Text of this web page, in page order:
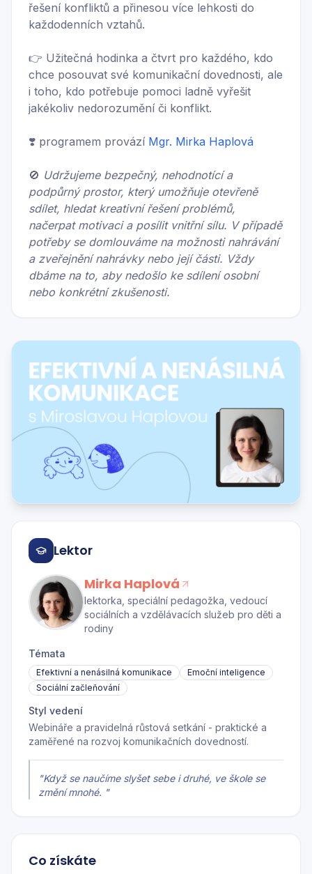
řešení konfliktů a přinesou více lehkosti do
každodenních vztahů.
👉 Užitečná hodinka a čtvrt pro každého, kdo
chce posouvat své komunikační dovednosti, ale
i toho, kdo potřebuje pomoci ladně vyřešit
jakékoliv nedorozumění či konflikt.
❣️ programem provází Mgr. Mirka Haplová
🚫 Udržujeme bezpečný, nehodnotící a
podpůrný prostor, který umožňuje otevřeně
sdílet, hledat kreativní řešení problémů,
načerpat motivaci a posílit vnitřní sílu. V případě
potřeby se domlouváme na možnosti nahrávání
a zveřejnění nahrávky nebo její části. Vždy
dbáme na to, aby nedošlo ke sdílení osobní
nebo konkrétní zkušenosti.
Lektor
Mirka Haplová
lektorka, speciální pedagožka, vedoucí
sociálních a vzdělávacích služeb pro děti a
rodiny
Témata
Efektivní a nenásilná komunikace
Emoční inteligence
Sociální začleňování
Styl vedení
Webináře a pravidelná růstová setkání - praktické a
zaměřené na rozvoj komunikačních dovedností.
"Když se naučíme slyšet sebe i druhé, ve škole se
změní mnohé. "
Co získáte